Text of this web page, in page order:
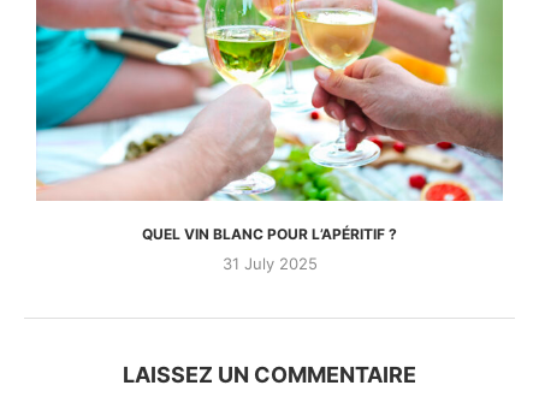
QUEL VIN BLANC POUR L’APÉRITIF ?
31 July 2025
LAISSEZ UN COMMENTAIRE